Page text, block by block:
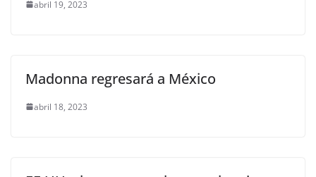
abril 19, 2023
Madonna regresará a México
abril 18, 2023